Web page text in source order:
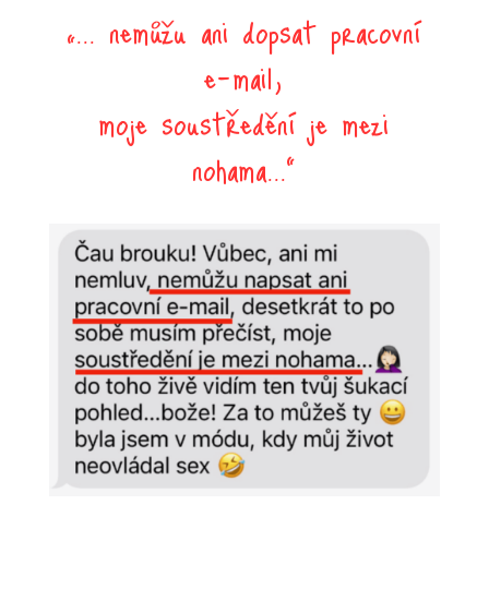
„... nemůžu ani dopsat pracovní
e-mail,
moje soustředění je mezi
nohama...“